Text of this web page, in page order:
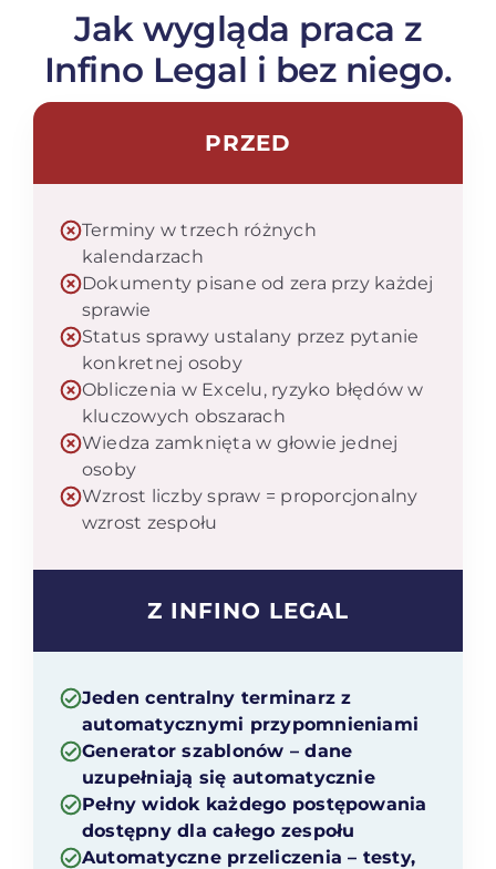
Jak wygląda praca z
Infino Legal i bez niego.
PRZED
Terminy w trzech różnych
kalendarzach
Dokumenty pisane od zera przy każdej
sprawie
Status sprawy ustalany przez pytanie
konkretnej osoby
Obliczenia w Excelu, ryzyko błędów w
kluczowych obszarach
Wiedza zamknięta w głowie jednej
osoby
Wzrost liczby spraw = proporcjonalny
wzrost zespołu
Z INFINO LEGAL
Jeden centralny terminarz z
automatycznymi przypomnieniami
Generator szablonów – dane
uzupełniają się automatycznie
Pełny widok każdego postępowania
dostępny dla całego zespołu
Automatyczne przeliczenia – testy,